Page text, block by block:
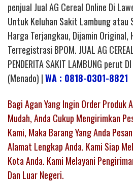
penjual Jual AG Cereal Online Di
Untuk Keluhan Sakit Lambung atau
Harga Terjangkau, Dijamin Original,
Terregistrasi BPOM. JUAL AG
PENDERITA SAKIT LAMBUNG perut
(Menado) |WA : 0818-0301-8821
Bagi Agan Yang Ingin Order Produk
Mudah, Anda Cukup Mengirimkan
Kami, Maka Barang Yang Anda
Alamat Lengkap Anda. Kami Siap
Kota Anda. Kami Melayani
Dan Luar Negeri.